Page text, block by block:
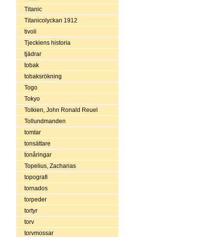
Titanic
Titanicolyckan 1912
tivoli
Tjeckiens historia
tjädrar
tobak
tobaksrökning
Togo
Tokyo
Tolkien, John Ronald Reuel
Tollundmanden
tomtar
tonsättare
tonåringar
Topelius, Zacharias
topografi
tornados
torpeder
tortyr
torv
torvmossar